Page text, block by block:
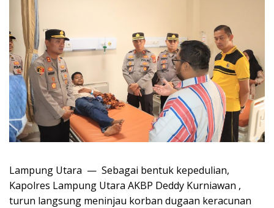
Lampung Utara — Sebagai bentuk kepedulian,
Kapolres Lampung Utara AKBP Deddy Kurniawan ,
turun langsung meninjau korban dugaan keracunan